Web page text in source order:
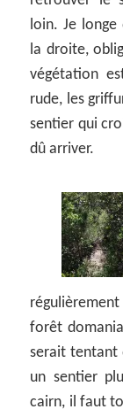
loin. Je longe
la droite,
végétation
rude, les
sentier qui
dû arriver.
forêt
serait tentant
un sentier
cairn, il faut